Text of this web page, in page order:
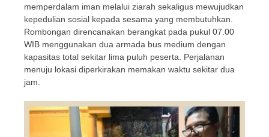
memperdalam iman melalui ziarah sekaligus mewujudkan
kepedulian sosial kepada sesama yang membutuhkan.
Rombongan direncanakan berangkat pada pukul 07.00
WIB menggunakan dua armada bus medium dengan
kapasitas total sekitar lima puluh peserta. Perjalanan
menuju lokasi diperkirakan memakan waktu sekitar dua
jam.